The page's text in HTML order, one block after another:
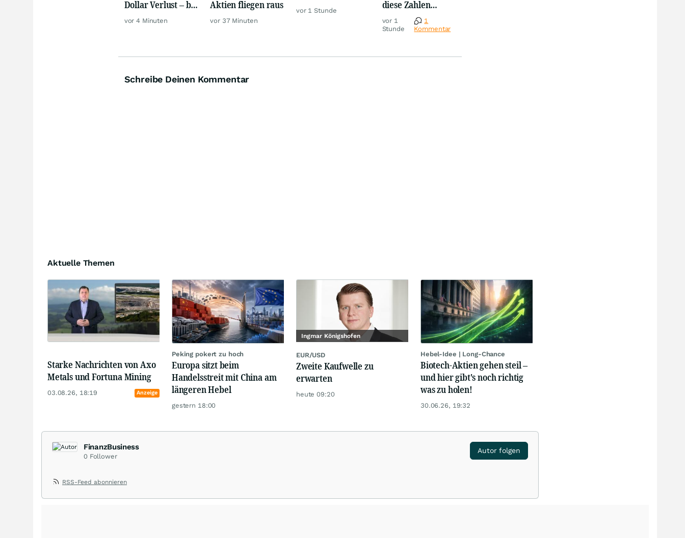
Dollar Verlust – bei
nur 3,1 Millionen
vor 4 Minuten
Aktien fliegen raus
vor 37 Minuten
gewaltig
vor 1 Stunde
diese Zahlen
sorgen jetzt für
Ärger!
vor 1
Stunde
1
Kommentar
Schreibe Deinen Kommentar
Aktuelle Themen
Starke Nachrichten von Axo
Metals und Fortuna Mining
03.08.26, 18:19 Anzeige
Peking pokert zu hoch
Europa sitzt beim
Handelsstreit mit China am
längeren Hebel
gestern 18:00
Ingmar Königshofen
EUR/USD
Zweite Kaufwelle zu
erwarten
heute 09:20
Hebel-Idee | Long-Chance
Biotech-Aktien gehen steil –
und hier gibt's noch richtig
was zu holen!
30.06.26, 19:32
FinanzBusiness
0 Follower
Autor folgen
RSS-Feed abonnieren